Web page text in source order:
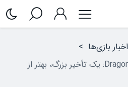
اخبار بازی‌ها >
توسعه‌دهنده باتجربه Dragon Age: یک تأخیر بزرگ، بهتر از